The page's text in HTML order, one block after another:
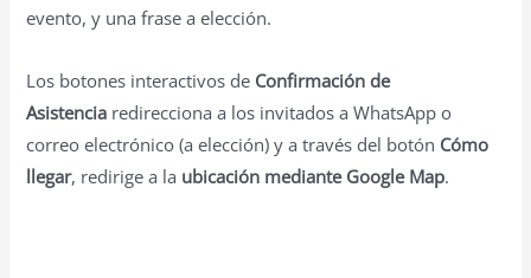
evento, y una frase a elección.
Los botones interactivos de Confirmación de
Asistencia redirecciona a los invitados a WhatsApp o
correo electrónico (a elección) y a través del botón Cómo
llegar, redirige a la ubicación mediante Google Map.